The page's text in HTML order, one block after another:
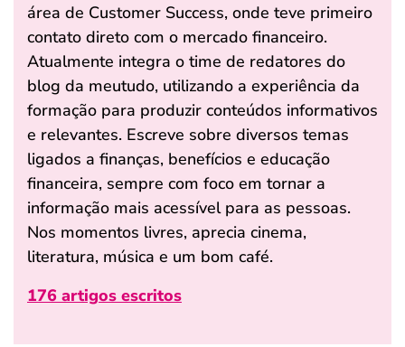
área de Customer Success, onde teve primeiro
contato direto com o mercado financeiro.
Atualmente integra o time de redatores do
blog da meutudo, utilizando a experiência da
formação para produzir conteúdos informativos
e relevantes. Escreve sobre diversos temas
ligados a finanças, benefícios e educação
financeira, sempre com foco em tornar a
informação mais acessível para as pessoas.
Nos momentos livres, aprecia cinema,
literatura, música e um bom café.
176 artigos escritos